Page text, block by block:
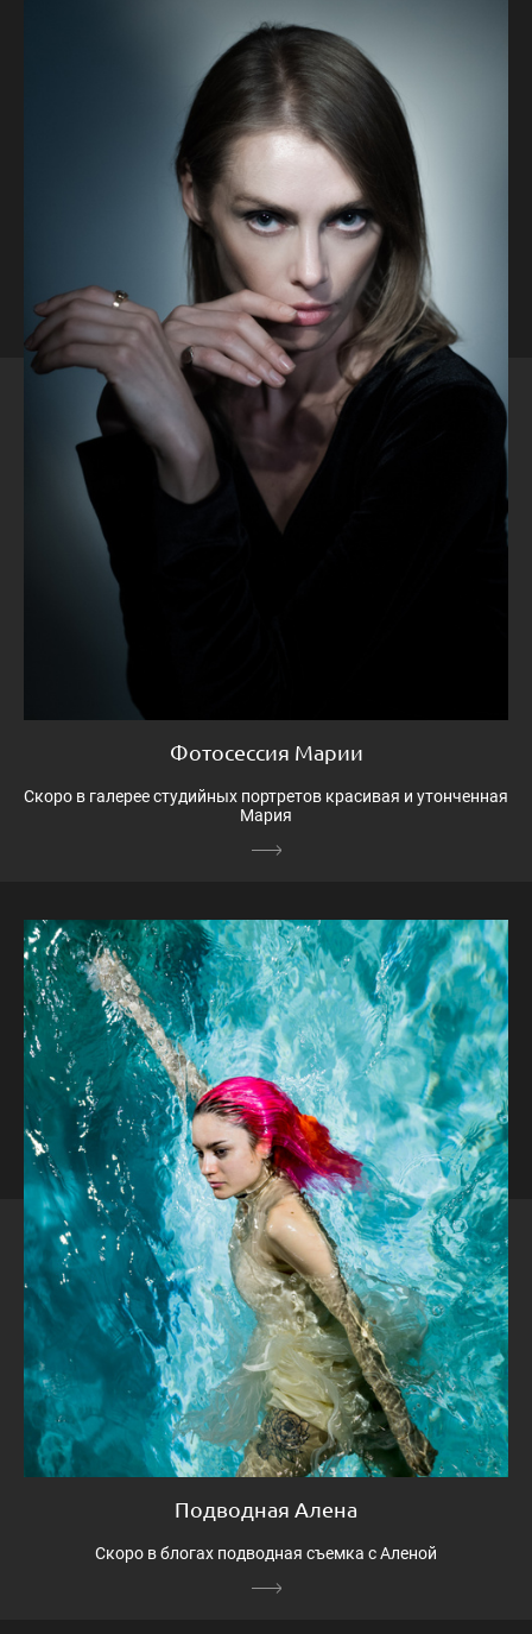
Фотосессия Марии
Скоро в галерее студийных портретов красивая и утонченная
Мария
Подводная Алена
Скоро в блогах подводная съемка с Аленой